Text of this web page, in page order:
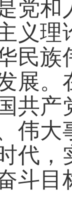
党
义
民
展。
共
伟
代
斗目